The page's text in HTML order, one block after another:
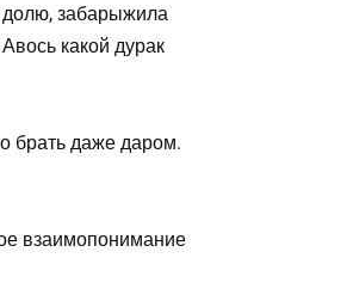
долю, забарыжила
какой дурак
брать даже даром.
взаимопонимание